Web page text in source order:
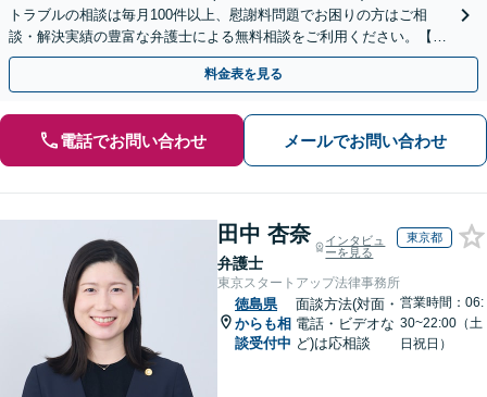
トラブルの相談は毎月100件以上、慰謝料問題でお困りの方はご相
談・解決実績の豊富な弁護士による無料相談をご利用ください。【不
倫相談は初回0円】【四国エリア全域対応】
料金表を見る
電話でお問い合わせ メールでお問い合わせ
田中 杏奈
弁護士
インタビュ
ーを見る
東京都
東京スタートアップ法律事務所
徳島県
からも相
談受付中
面談方法(対面・
電話・ビデオな
ど)は応相談
営業時間：06:
30~22:00（土
日祝日）